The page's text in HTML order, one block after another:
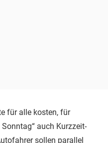
für alle kosten, für
auch Kurzzeit-
sollen parallel